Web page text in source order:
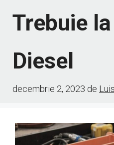
Trebuie
Diesel
decembrie 2, 2023 de Luis